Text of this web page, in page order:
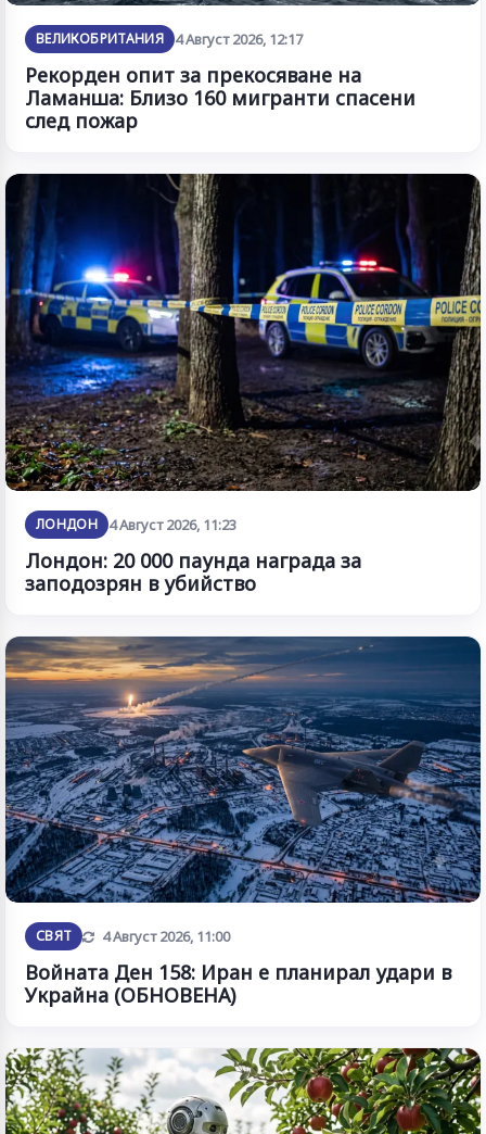
ВЕЛИКОБРИТАНИЯ 4 Август 2026, 12:17
Рекорден опит за прекосяване на
Ламанша: Близо 160 мигранти спасени
след пожар
ЛОНДОН 4 Август 2026, 11:23
Лондон: 20 000 паунда награда за
заподозрян в убийство
СВЯТ Обновена
4 Август 2026, 11:00
Войната Ден 158: Иран е планирал удари в
Украйна (ОБНОВЕНА)